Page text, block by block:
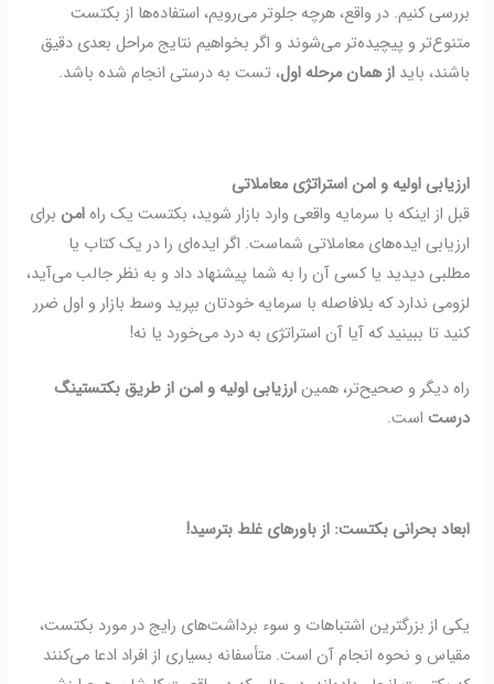
بررسی کنیم. در واقع، هرچه جلوتر می‌رویم، استفاده‌ها از بکتست
متنوع‌تر و پیچیده‌تر می‌شوند و اگر بخواهیم نتایج مراحل بعدی دقیق
باشند، بایداز همان مرحله اول، تست به درستی انجام شده باشد.
ارزیابی اولیه و امن استراتژی معاملاتی
قبل از اینکه با سرمایه واقعی وارد بازار شوید، بکتست یک راهامن برای
ارزیابی ایده‌های معاملاتی شماست. اگر ایده‌ای را در یک کتاب یا
مطلبی دیدید یا کسی آن را به شما پیشنهاد داد و به نظر جالب می‌آید،
لزومی ندارد که بلافاصله با سرمایه خودتان بپرید وسط بازار و اول ضرر
کنید تا ببینید که آیا آن استراتژی به درد می‌خورد یا نه!
راه دیگر و صحیح‌تر، همینارزیابی اولیه و امن از طریق بکتستینگ
درست است.
ابعاد بحرانی بکتست: از باورهای غلط بترسید!
یکی از بزرگترین اشتباهات و سوء برداشت‌های رایج در مورد بکتست،
مقیاس و نحوه انجام آن است. متأسفانه بسیاری از افراد ادعا می‌کنند